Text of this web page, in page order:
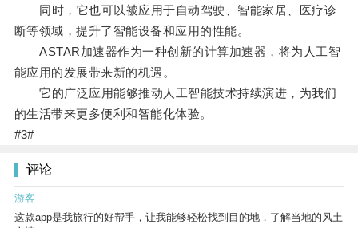
同时，它也可以被应用于自动驾驶、智能家居、医疗诊
断等领域，提升了智能设备和应用的性能。
ASTAR加速器作为一种创新的计算加速器，将为人工智
能应用的发展带来新的机遇。
它的广泛应用能够推动人工智能技术持续演进，为我们
的生活带来更多便利和智能化体验。
#3#
评论
游客
这款app是我旅行的好帮手，让我能够轻松找到目的地，了解当地的风土